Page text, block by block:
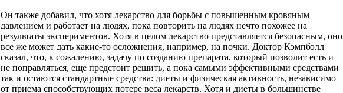
Он также добавил, что хотя лекарство для борьбы с повышенным кровяным
давлением и работает на людях, пока повторить на людях нечто похожее на
результаты экспериментов. Хотя в целом лекарство представляется безопасным, оно
все же может дать какие-то осложнения, например, на почки. Доктор Кэмпбэлл
сказал, что, к сожалению, задачу по созданию препарата, который позволит есть и
не поправляться, еще предстоит решить, а пока самыми эффективными средствами
так и остаются стандартные средства: диеты и физическая активность, независимо
от приема способствующих потере веса лекарств. Хотя и диеты в большинстве